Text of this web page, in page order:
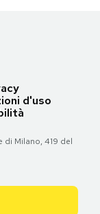
d'uso
di Milano, 419 del